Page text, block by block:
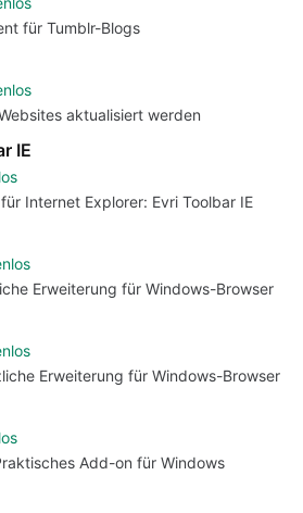
für Tumblr-Blogs
aktualisiert werden
IE
Internet Explorer: Evri Toolbar IE
Erweiterung für Windows-Browser
Erweiterung für Windows-Browser
Add-on für Windows